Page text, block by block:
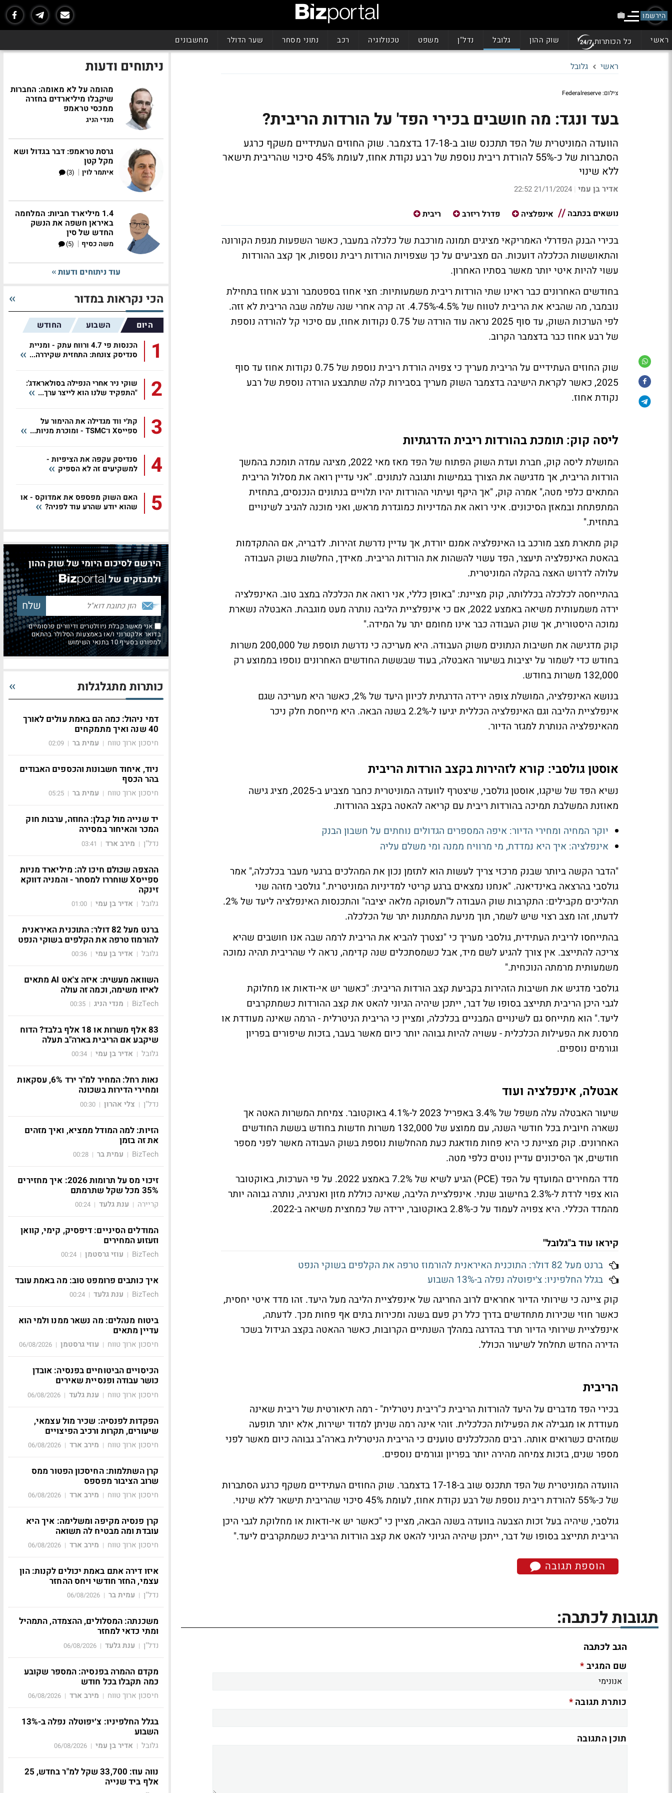
הירשמו
ראשי כל הכותרות שוק ההון גלובל נדל"ן משפט טכנולוגיה רכב נתוני מסחר שער הדולר מחשבונים
ראשי גלובל
צילום: Federalreserve
בעד ונגד: מה חושבים בכירי הפד' על הורדות הריבית?
הוועדה המוניטרית של הפד תתכנס שוב ב-17-18 בדצמבר. שוק החוזים העתידיים משקף כרגע
הסתברות של כ-55% להורדת ריבית נוספת של רבע נקודת אחוז, לעומת 45% סיכוי שהריבית תישאר
ללא שינוי
אדיר בן עמי |
21/11/2024 22:52
נושאים בכתבה אינפלציה פדרל ריזרב ריבית
בכירי הבנק הפדרלי האמריקאי מציגים תמונה מורכבת של כלכלה במעבר, כאשר השפעות מגפת הקורונה
והתאוששות הכלכלה דועכות. הם מצביעים על כך שצפויות הורדות ריבית נוספות, אך קצב ההורדות
עשוי להיות איטי יותר מאשר בסתיו האחרון.
בחודשים האחרונים כבר ראינו שתי הורדות ריבית משמעותיות: חצי אחוז בספטמבר ורבע אחוז בתחילת
נובמבר, מה שהביא את הריבית לטווח של 4.5%-4.75%. זה קרה אחרי שנה שלמה שבה הריבית לא זזה.
לפי הערכות השוק, עד סוף 2025 נראה עוד הורדה של 0.75 נקודות אחוז, עם סיכוי קל להורדה נוספת
של רבע אחוז כבר בדצמבר הקרוב.
שוק החוזים העתידיים על הריבית מעריך כי צפויה הורדת ריבית נוספת של 0.75 נקודות אחוז עד סוף
2025, כאשר לקראת הישיבה בדצמבר השוק מעריך בסבירות קלה שתתבצע הורדה נוספת של רבע
נקודת אחוז.
ליסה קוק: תומכת בהורדות ריבית הדרגתיות
המושלת ליסה קוק, חברת ועדת השוק הפתוח של הפד מאז מאי 2022, מציגה עמדה תומכת בהמשך
הורדות הריבית, אך מדגישה את הצורך בגמישות ותגובה לנתונים. "אני עדיין רואה את מסלול הריבית
המתאים כלפי מטה," אמרה קוק, "אך היקף ועיתוי ההורדות יהיו תלויים בנתונים הנכנסים, בתחזית
המתפתחת ובמאזן הסיכונים. איני רואה את המדיניות כמוגדרת מראש, ואני מוכנה להגיב לשינויים
בתחזית."
קוק מתארת מצב מורכב בו האינפלציה אמנם יורדת, אך עדיין נדרשת זהירות. לדבריה, אם ההתקדמות
בהאטת האינפלציה תיעצר, הפד עשוי להשהות את הורדות הריבית. מאידך, החלשות בשוק העבודה
עלולה לדרוש האצה בהקלה המוניטרית.
בהתייחסה לכלכלה בכללותה, קוק מציינת: "באופן כללי, אני רואה את הכלכלה במצב טוב. האינפלציה
ירדה משמעותית משיאה באמצע 2022, אם כי אינפלציית הליבה נותרה מעט מוגבהת. האבטלה נשארת
נמוכה היסטורית, אך שוק העבודה כבר אינו מחומם יתר על המידה."
קוק מדגישה את חשיבות הנתונים משוק העבודה. היא מעריכה כי נדרשת תוספת של 200,000 משרות
בחודש כדי לשמור על יציבות בשיעור האבטלה, בעוד שבששת החודשים האחרונים נוספו בממוצע רק
132,000 משרות בחודש.
בנושא האינפלציה, המושלת צופה ירידה הדרגתית לכיוון היעד של 2%, כאשר היא מעריכה שגם
אינפלציית הליבה וגם האינפלציה הכללית יגיעו ל-2.2% בשנה הבאה. היא מייחסת חלק ניכר
מהאינפלציה הנותרת למגזר הדיור.
אוסטן גולסבי: קורא לזהירות בקצב הורדות הריבית
נשיא הפד של שיקגו, אוסטן גולסבי, שיצטרף לוועדה המוניטרית כחבר מצביע ב-2025, מציג גישה
מאוזנת המשלבת תמיכה בהורדות ריבית עם קריאה להאטה בקצב ההורדות.
יוקר המחיה ומחירי הדיור: איפה המספרים הגדולים נוחתים על חשבון הבנק
אינפלציה: איך היא נמדדת, מי מרוויח ממנה ומי משלם עליה
"הדבר הקשה ביותר שבנק מרכזי צריך לעשות הוא לתזמן נכון את המהלכים ברגעי מעבר בכלכלה," אמר
גולסבי בהרצאה באינדיאנה. "אנחנו נמצאים ברגע קריטי למדיניות המוניטרית." גולסבי מזהה שני
תהליכים מקבילים: התקרבות שוק העבודה ל"תעסוקה מלאה יציבה" והתכנסות האינפלציה ליעד של 2%.
לדעתו, זהו מצב רצוי שיש לשמר, תוך מניעת התמתנות יתר של הכלכלה.
בהתייחסו לריבית העתידית, גולסבי מעריך כי "נצטרך להביא את הריבית לרמה שבה אנו חושבים שהיא
צריכה להתייצב. אין צורך להגיע לשם מיד, אבל כשמסתכלים שנה קדימה, נראה לי שהריבית תהיה נמוכה
משמעותית מרמתה הנוכחית."
גולסבי מדגיש את חשיבות הזהירות בקביעת קצב הורדות הריבית: "כאשר יש אי-ודאות או מחלוקת
לגבי היכן הריבית תתייצב בסופו של דבר, ייתכן שיהיה הגיוני להאט את קצב ההורדות כשמתקרבים
ליעד." הוא מתייחס גם לשינויים המבניים בכלכלה, ומציין כי הריבית הניטרלית - הרמה שאינה מעודדת או
מרסנת את הפעילות הכלכלית - עשויה להיות גבוהה יותר כיום מאשר בעבר, בזכות שיפורים בפריון
וגורמים נוספים.
אבטלה, אינפלציה ועוד
שיעור האבטלה עלה משפל של 3.4% באפריל 2023 ל-4.1% באוקטובר. צמיחת המשרות האטה אך
נשארה חיובית בכל חודשי השנה, עם ממוצע של 132,000 משרות חדשות בחודש בששת החודשים
האחרונים. קוק מציינת כי היא פחות מודאגת כעת מהחלשות נוספת בשוק העבודה מאשר לפני מספר
חודשים, אך הסיכונים עדיין נוטים כלפי מטה.
מדד המחירים המועדף על הפד (PCE) הגיע לשיא של 7.2% באמצע 2022. על פי הערכות, באוקטובר
הוא צפוי לרדת ל-2.3% בחישוב שנתי. אינפלציית הליבה, שאינה כוללת מזון ואנרגיה, נותרה גבוהה יותר
מהמדד הכללי. היא צפויה לעמוד על כ-2.8% באוקטובר, ירידה של כמחצית משיאה ב-2022.
קיראו עוד ב"גלובל"
ברנט מעל 82 דולר: התוכנית האיראנית להורמוז טרפה את הקלפים בשוקי הנפט
בגלל החלפיניו: צ׳יפוטלה נפלה ב-13% השבוע
קוק ציינה כי שירותי הדיור אחראים לרוב החריגה של אינפלציית הליבה מעל היעד. זהו מדד איטי יחסית,
כאשר חוזי שכירות מתחדשים בדרך כלל רק פעם בשנה ומכירות בתים אף פחות מכך. לדעתה,
אינפלציית שירותי הדיור תרד בהדרגה במהלך השנתיים הקרובות, כאשר ההאטה בקצב הגידול בשכר
הדירה החדש תחלחל לשיעור הכולל.
הריבית
בכירי הפד מדברים על היעד להורדות הריבית כ"ריבית ניטרלית" - רמה תיאורטית של ריבית שאינה
מעודדת או מגבילה את הפעילות הכלכלית. זוהי אינה רמה שניתן למדוד ישירות, אלא יותר תופעה
שמזהים כשרואים אותה. רבים מהכלכלנים טוענים כי הריבית הניטרלית בארה"ב גבוהה כיום מאשר לפני
מספר שנים, בזכות צמיחה מהירה יותר בפריון וגורמים נוספים.
הוועדה המוניטרית של הפד תתכנס שוב ב-17-18 בדצמבר. שוק החוזים העתידיים משקף כרגע הסתברות
של כ-55% להורדת ריבית נוספת של רבע נקודת אחוז, לעומת 45% סיכוי שהריבית תישאר ללא שינוי.
גולסבי, שיהיה בעל זכות הצבעה בוועדה בשנה הבאה, מציין כי "כאשר יש אי-ודאות או מחלוקת לגבי היכן
הריבית תתייצב בסופו של דבר, ייתכן שיהיה הגיוני להאט את קצב הורדות הריבית כשמתקרבים ליעד."
הוספת תגובה
תגובות לכתבה:
הגב לכתבה
שם המגיב*
כותרת תגובה*
תוכן התגובה
ניתוחים ודעות
מהומה על לא מאומה: החברות
שיקבלו מיליארדים בחזרה
ממכסי טראמפ
מנדי הניג
גרסת טראמפ: דבר בגדול ושא
מקל קטן
איתמר לוין |
(3)
1.4 מיליארד חביות: המלחמה
באיראן חשפה את הנשק
החדש של סין
משה כסיף |
(5)
עוד ניתוחים ודעות
הכי נקראות במדור
היום השבוע החודש
1
הכנסות פי 4.7 ורווח עתק - ומניית
סנדיסק צונחת: התחזית שקיררה...
2
שוקי ניר אחרי הנפילה בסולאראדג':
"התפקיד שלנו הוא לייצר ערך...
3
קת׳י ווד מגדילה את ההימור על
ספייסX ו־TSMC - ומוכרת מניות...
4
סנדיסק עקפה את הציפיות -
למשקיעים זה לא הספיק
5
האם השוק מפספס את אמדוקס - או
שהוא יודע שהרע עוד לפניה?
הירשם לסיכום היומי של שוק ההון
ולמבזקים של
אני מאשר קבלת ניוזלטרים ודיוורים פרסומיים
בדואר אלקטרוני ו/או באמצעות הסלולר בהתאם
למפורט בסעיף 10 בתנאי השימוש
כותרות מתגלגלות
דמי ניהול: כמה הם באמת עולים לאורך
40 שנה ואיך מתמקחים
חיסכון ארוך טווח | עמית בר |
02:09
ניוד, איחוד חשבונות והכספים האבודים
בהר הכסף
חיסכון ארוך טווח | עמית בר |
05:25
יד שנייה מול קבלן: החוזה, ערבות חוק
המכר והאיחור במסירה
נדל"ן | מירב ארד |
03:41
ההצפה שכולם חיכו לה: מיליארד מניות
ספייסX שוחררו למסחר - והמניה דווקא
זינקה
גלובל | אדיר בן עמי |
01:00
ברנט מעל 82 דולר: התוכנית האיראנית
להורמוז טרפה את הקלפים בשוקי הנפט
גלובל | אדיר בן עמי |
00:36
השוואה מעשית: איזה צ'אט AI מתאים
לאיזו משימה, וכמה זה עולה
BizTech
| מנדי הניג |
00:35
83 אלף משרות או 18 אלף בלבד? הדוח
שיקבע אם הריבית בארה"ב תעלה
גלובל | אדיר בן עמי |
00:34
נאות רחל: המחיר למ"ר ירד 6%, עסקאות
ומחירי הדירות בשכונה
נדל"ן | צלי אהרון |
00:30
הזיות: למה המודל ממציא, ואיך מזהים
את זה בזמן
BizTech
| עמית בר |
00:28
זיכוי מס על תרומות 2026: איך מחזירים
35% מכל שקל שתרמתם
קריירה | ענת גלעד |
00:24
המודלים הסיניים: דיפסיק, קימי, קוואן
וזעזוע המחירים
BizTech
| עוזי גרסטמן |
00:24
איך כותבים פרומפט טוב: מה באמת עובד
BizTech
| ענת גלעד |
00:24
ביטוח מנהלים: מה נשאר ממנו ולמי הוא
עדיין מתאים
חיסכון ארוך טווח | עוזי גרסטמן |
06/08/2026
הכיסויים הביטוחיים בפנסיה: אובדן
כושר עבודה ופנסיית שאירים
חיסכון ארוך טווח | ענת גלעד |
06/08/2026
הפקדות לפנסיה: שכיר מול עצמאי,
שיעורים, תקרות ורכיב הפיצויים
חיסכון ארוך טווח | מירב ארד |
06/08/2026
קרן השתלמות: החיסכון הפטור ממס
שרוב הציבור מפספס
חיסכון ארוך טווח | מירב ארד |
06/08/2026
קרן פנסיה מקיפה ומשלימה: איך היא
עובדת ומה מבטיח לה תשואה
חיסכון ארוך טווח | מירב ארד |
06/08/2026
איזו דירה אתם באמת יכולים לקנות: הון
עצמי, החזר חודשי ויחס ההחזר
נדל"ן | עמית בר |
06/08/2026
משכנתה: המסלולים, ההצמדה, התמהיל
ומתי כדאי למחזר
נדל"ן | ענת גלעד |
06/08/2026
מקדם ההמרה בפנסיה: המספר שקובע
כמה תקבלו בכל חודש
חיסכון ארוך טווח | מירב ארד |
06/08/2026
בגלל החלפיניו: צ׳יפוטלה נפלה ב-13%
השבוע
גלובל | אדיר בן עמי |
06/08/2026
נווה עוז: 33,700 שקל למ"ר בחדש, 25
אלף ביד שנייה